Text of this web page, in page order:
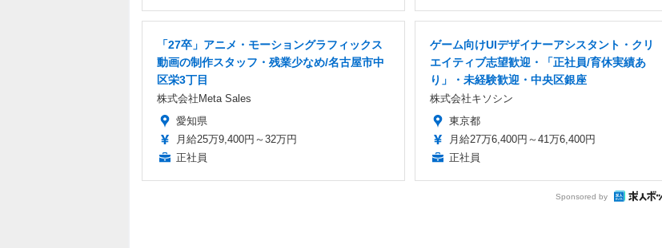
「27卒」アニメ・モーショングラフィックス
動画の制作スタッフ・残業少なめ/名古屋市中
区栄3丁目
株式会社Meta Sales
愛知県
月給25万9,400円～32万円
正社員
ゲーム向けUIデザイナーアシスタント・クリ
エイティブ志望歓迎・「正社員/育休実績あ
り」・未経験歓迎・中央区銀座
株式会社キソシン
東京都
月給27万6,400円～41万6,400円
正社員
Sponsored by